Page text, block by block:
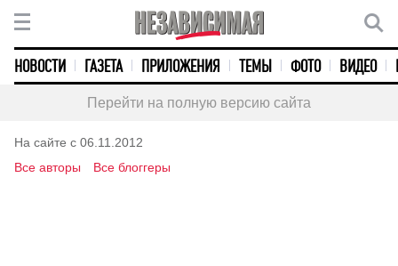
НОВОСТИ ГАЗЕТА ПРИЛОЖЕНИЯ ТЕМЫ ФОТО ВИДЕО
Перейти на полную версию сайта
На сайте с 06.11.2012
Все авторы
Все блоггеры